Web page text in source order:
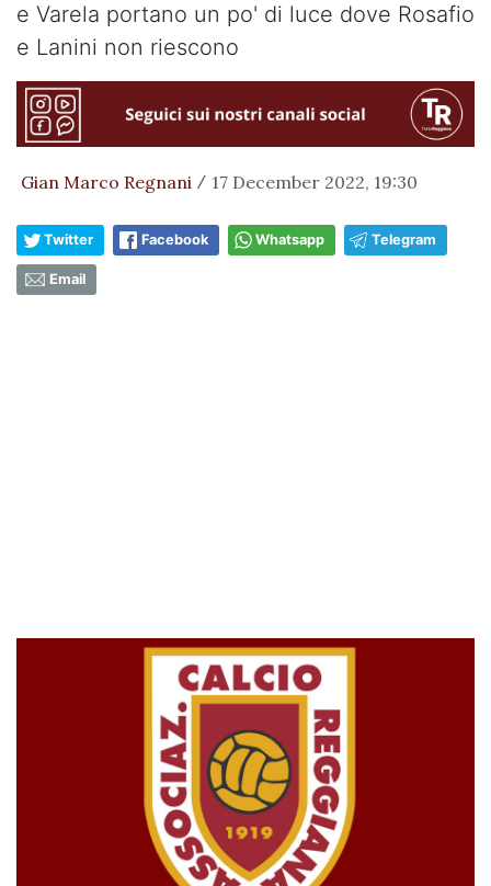
e Varela portano un po' di luce dove Rosafio
e Lanini non riescono
Gian Marco Regnani / 17 December 2022, 19:30
Twitter Facebook Whatsapp Telegram
Email